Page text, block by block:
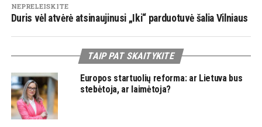
NEPRELEISKITE
Duris vėl atvėrė atsinaujinusi „Iki“ parduotuvė šalia Vilniaus
TAIP PAT SKAITYKITE
Europos startuolių reforma: ar Lietuva bus
stebėtoja, ar laimėtoja?